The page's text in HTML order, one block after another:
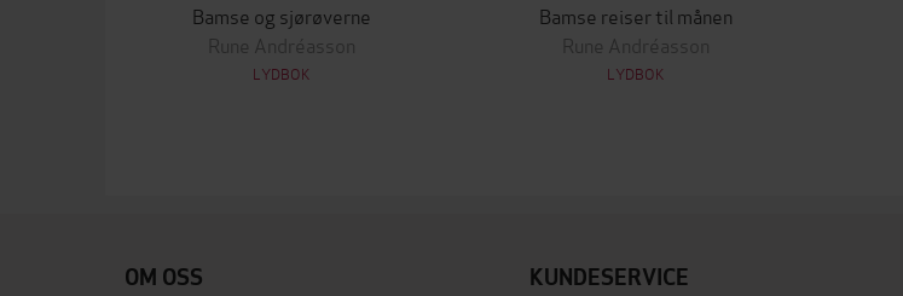
Bamse og sjørøverne
Rune Andréasson
LYDBOK
Bamse reiser til månen
Rune Andréasson
LYDBOK
OM OSS
KUNDESERVICE